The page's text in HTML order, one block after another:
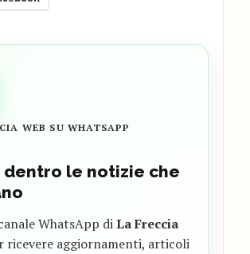
WEB SU WHATSAPP
dentro le notizie che
WhatsApp diLa Freccia
ricevere aggiornamenti, articoli